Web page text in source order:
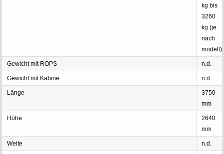
kg bis
3260
kg (je
nach
modell)
Gewicht mit ROPS n.d.
Gewicht mit Kabine n.d.
Länge
3750
mm
Höhe
2640
mm
Weite n.d.